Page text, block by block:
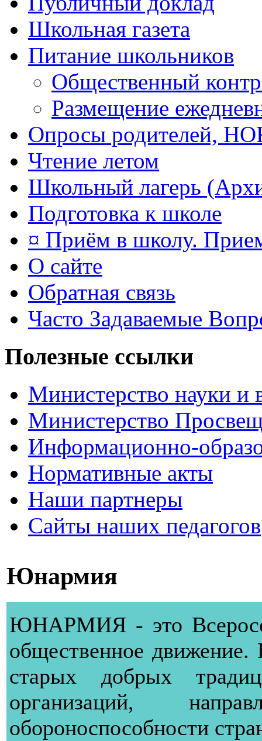
Школьная газета
Питание школьников
Общественный
Размещение
Опросы родителей,
Чтение летом
Школьный лагерь
Подготовка к школе
¤ Приём в школу.
О сайте
Обратная связь
Часто Задаваемые
Полезные ссылки
Министерство науки и
Министерство
Информационно-
Нормативные акты
Наши партнеры
Сайты наших педагогов
Юнармия
ЮНАРМИЯ - это
общественное
старых добрых
организаций,
обороноспособности